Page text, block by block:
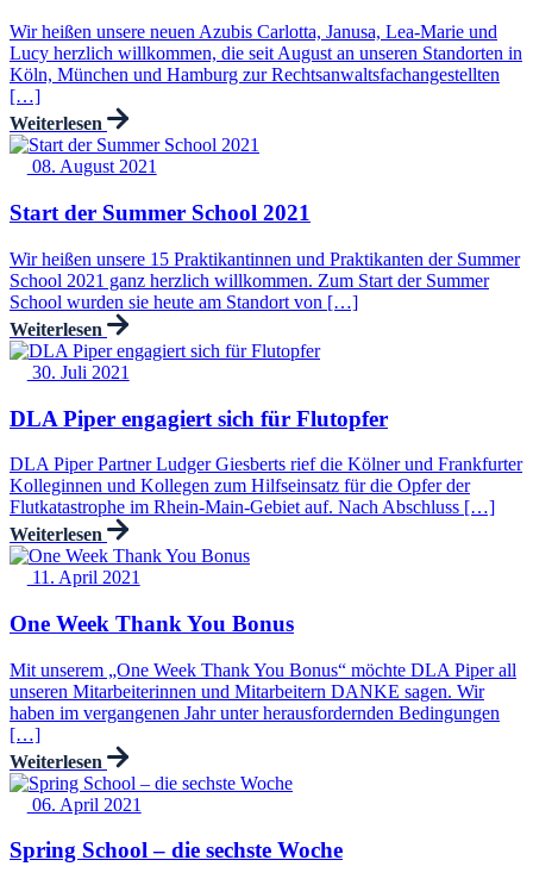
Wir heißen unsere neuen Azubis Carlotta, Janusa, Lea-Marie und
Lucy herzlich willkommen, die seit August an unseren Standorten in
Köln, München und Hamburg zur Rechtsanwaltsfachangestellten
[…]
Weiterlesen
08. August 2021
Start der Summer School 2021
Wir heißen unsere 15 Praktikantinnen und Praktikanten der Summer
School 2021 ganz herzlich willkommen. Zum Start der Summer
School wurden sie heute am Standort von […]
Weiterlesen
30. Juli 2021
DLA Piper engagiert sich für Flutopfer
DLA Piper Partner Ludger Giesberts rief die Kölner und Frankfurter
Kolleginnen und Kollegen zum Hilfseinsatz für die Opfer der
Flutkatastrophe im Rhein-Main-Gebiet auf. Nach Abschluss […]
Weiterlesen
11. April 2021
One Week Thank You Bonus
Mit unserem „One Week Thank You Bonus“ möchte DLA Piper all
unseren Mitarbeiterinnen und Mitarbeitern DANKE sagen. Wir
haben im vergangenen Jahr unter herausfordernden Bedingungen
[…]
Weiterlesen
06. April 2021
Spring School – die sechste Woche